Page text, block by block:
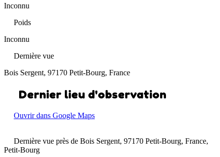
Inconnu
Poids
Inconnu
Dernière vue
Bois Sergent, 97170 Petit-Bourg, France
Dernier lieu d'observation
Ouvrir dans Google Maps
Dernière vue près de Bois Sergent, 97170 Petit-Bourg, France,
Petit-Bourg